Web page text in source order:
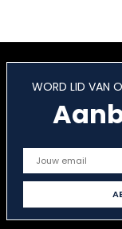
WORD LID VAN